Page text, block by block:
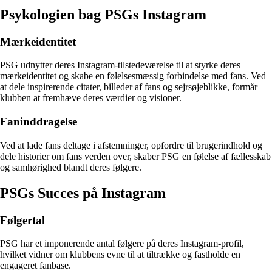
Psykologien bag PSGs Instagram
Mærkeidentitet
PSG udnytter deres Instagram-tilstedeværelse til at styrke deres
mærkeidentitet og skabe en følelsesmæssig forbindelse med fans. Ved
at dele inspirerende citater, billeder af fans og sejrsøjeblikke, formår
klubben at fremhæve deres værdier og visioner.
Faninddragelse
Ved at lade fans deltage i afstemninger, opfordre til brugerindhold og
dele historier om fans verden over, skaber PSG en følelse af fællesskab
og samhørighed blandt deres følgere.
PSGs Succes på Instagram
Følgertal
PSG har et imponerende antal følgere på deres Instagram-profil,
hvilket vidner om klubbens evne til at tiltrække og fastholde en
engageret fanbase.